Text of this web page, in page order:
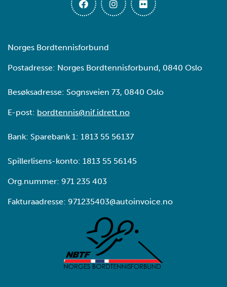
Norges Bordtennisforbund
Postadresse: Norges Bordtennisforbund, 0840 Oslo
Besøksadresse: Sognsveien 73, 0840 Oslo
E-post: bordtennis@nif.idrett.no
Bank: Sparebank 1: 1813 55 56137
Spillerlisens-konto: 1813 55 56145
Org.nummer: 971 235 403
Fakturaadresse: 971235403@autoinvoice.no